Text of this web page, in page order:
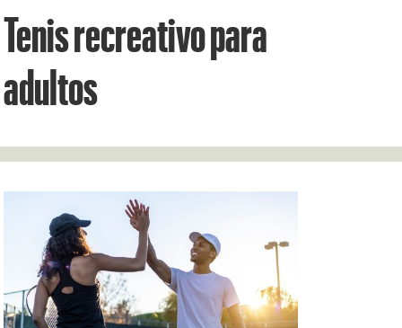
Tenis recreativo para
adultos